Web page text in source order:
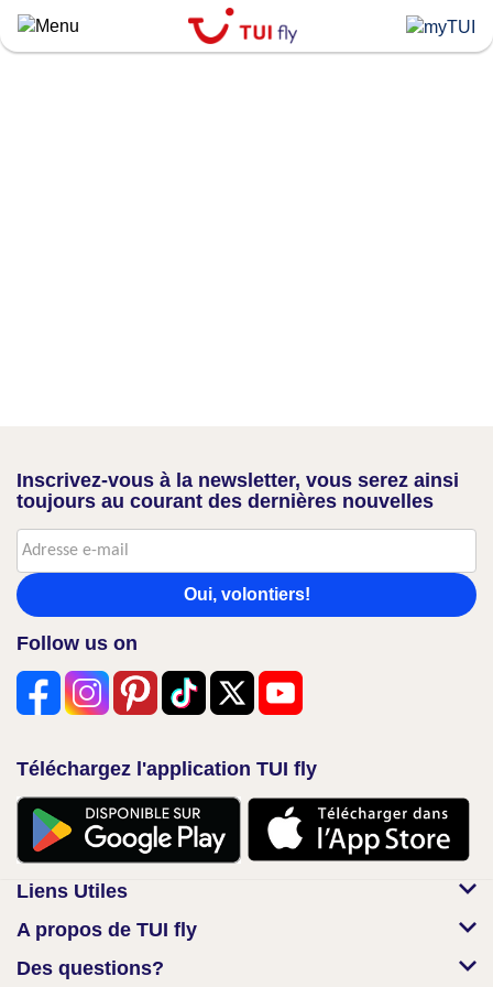
Skip
to
Inscrivez-vous à la newsletter, vous serez ainsi
toujours au courant des dernières nouvelles
Oui, volontiers!
Follow us on
Téléchargez l'application TUI fly
Liens Utiles
A propos de TUI fly
Des questions?